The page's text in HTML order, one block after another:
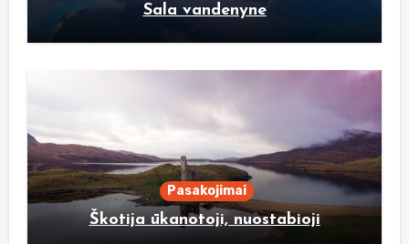
Sala vandenyne
Pasakojimai
Škotija ūkanotoji, nuostabioji